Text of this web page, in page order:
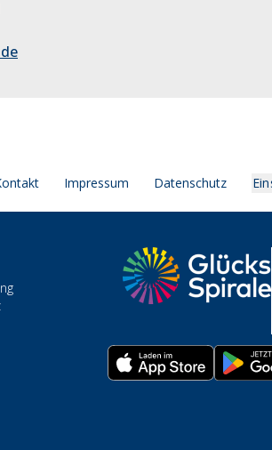
Impressum Datenschutz